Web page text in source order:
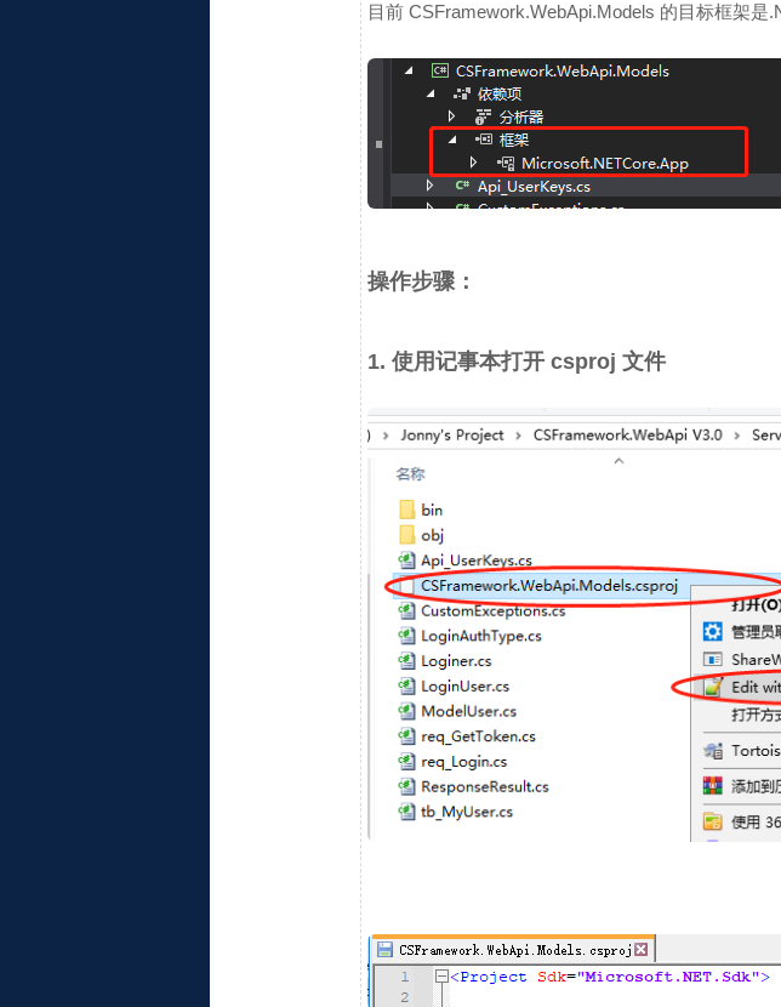
目前 CSFramework.WebApi.Models 的目标框架是
操作步骤：
1. 使用记事本打开 csproj 文件